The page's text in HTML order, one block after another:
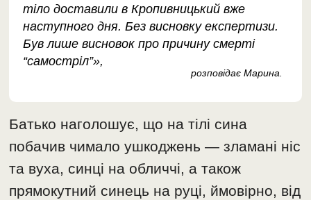
тіло доставили в Кропивницький вже
наступного дня. Без висновку експертизи.
Був лише висновок про причину смерті
“самостріл”»,
розповідає Марина.
Батько наголошує, що на тілі сина
побачив чимало ушкоджень — зламані ніс
та вуха, синці на обличчі, а також
прямокутний синець на руці, ймовірно, від